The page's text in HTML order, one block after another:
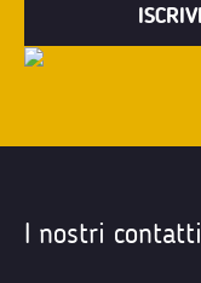
I nostri contatti